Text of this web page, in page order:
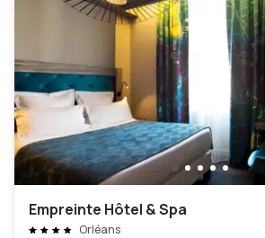
Empreinte Hôtel & Spa
Orléans